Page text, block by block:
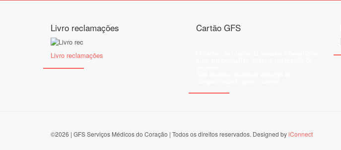
Livro reclamações
Livro reclamações
Cartão GFS
©2026 | GFS Serviços Médicos do Coração | Todos os direitos reservados. Designed byiConnect